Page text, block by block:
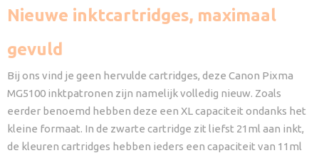
Nieuwe inktcartridges, maximaal
gevuld
Bij ons vind je geen hervulde cartridges, deze Canon Pixma
MG5100 inktpatronen zijn namelijk volledig nieuw. Zoals
eerder benoemd hebben deze een XL capaciteit ondanks het
kleine formaat. In de zwarte cartridge zit liefst 21ml aan inkt,
de kleuren cartridges hebben ieders een capaciteit van 11ml